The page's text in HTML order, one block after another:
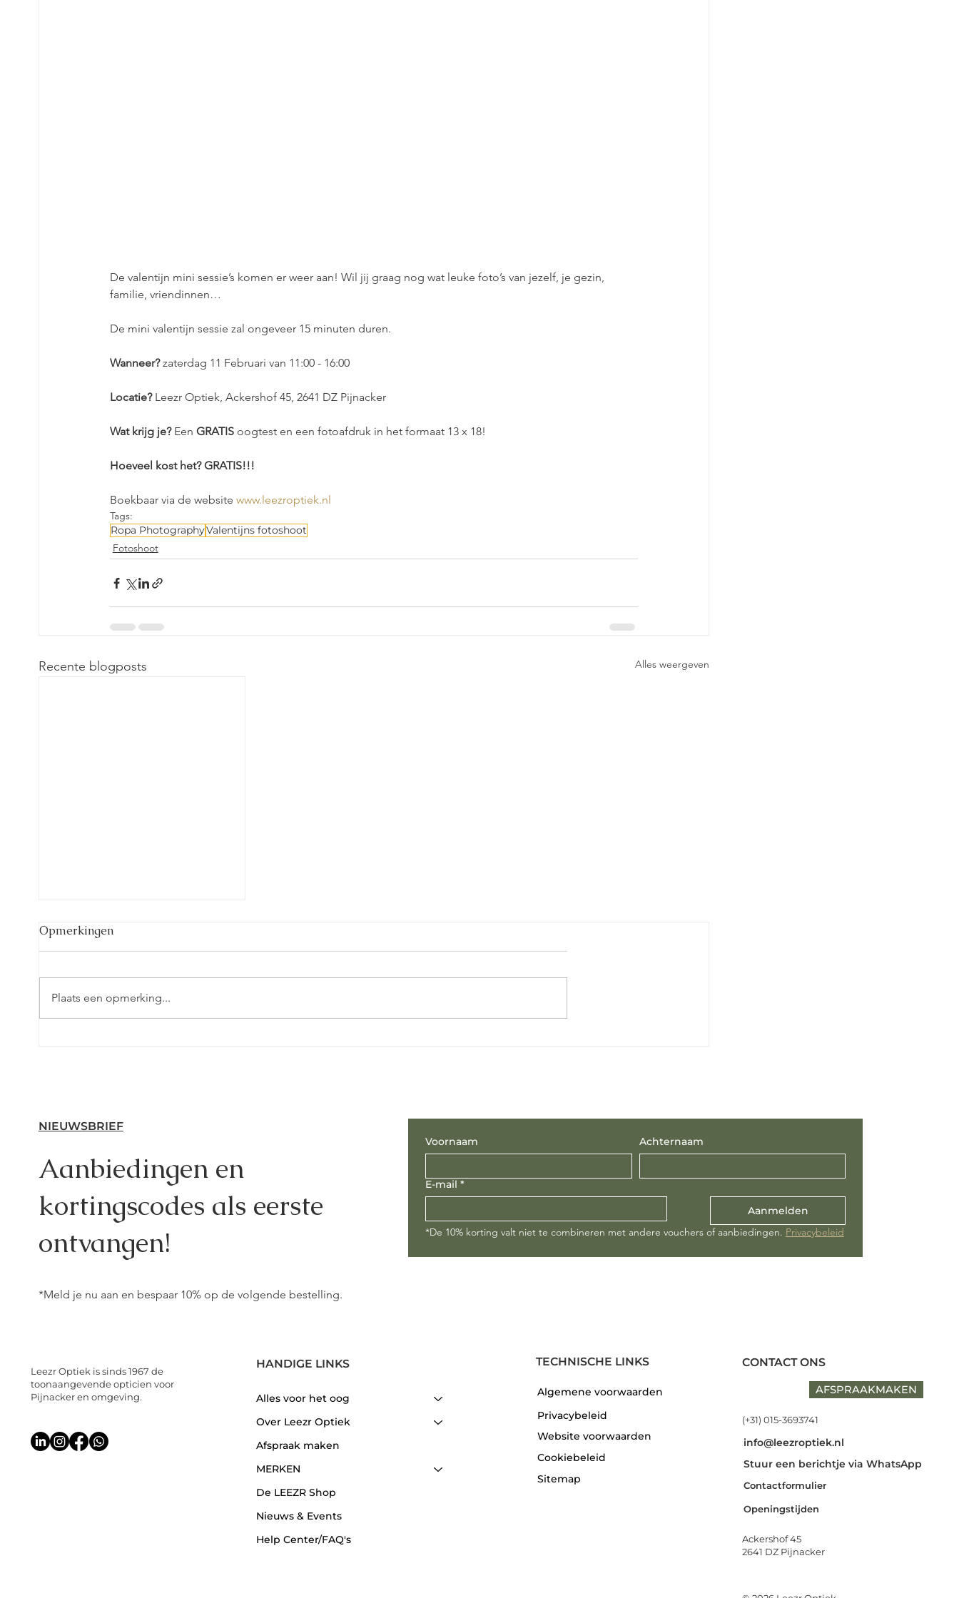
De valentijn mini sessie’s komen er weer aan! Wil jij graag nog wat leuke foto’s van jezelf, je gezin,
familie, vriendinnen…
De mini valentijn sessie zal ongeveer 15 minuten duren.
Wanneer? zaterdag 11 Februari van 11:00 - 16:00
Locatie? Leezr Optiek, Ackershof 45, 2641 DZ Pijnacker
Wat krijg je? Een GRATIS oogtest en een fotoafdruk in het formaat 13 x 18!
Hoeveel kost het? GRATIS!!!
Boekbaar via de website www.leezroptiek.nl
Tags:
Ropa PhotographyValentijns fotoshoot
Fotoshoot
Recente blogposts Alles weergeven
Opmerkingen
Plaats een opmerking...
Voornaam Achternaam
E-mail *
Aanmelden
*De 10% korting valt niet te combineren met andere vouchers of aanbiedingen. Privacybeleid
NIEUWSBRIEF
Aanbiedingen en
kortingscodes als eerste
ontvangen!
*Meld je nu aan en bespaar 10% op de volgende bestelling.
Leezr Optiek is sinds 1967 de
toonaangevende opticien voor
Pijnacker en omgeving.
HANDIGE LINKS
Alles voor het oog
Over Leezr Optiek
Afspraak maken
MERKEN
De LEEZR Shop
Nieuws & Events
Help Center/FAQ's
TECHNISCHE LINKS
Algemene voorwaarden
Privacybeleid
Website voorwaarden
Cookiebeleid
Sitemap
CONTACT ONS
AFSPRAAKMAKEN
(+31) 015-3693741
info@leezroptiek.nl
Stuur een berichtje via WhatsApp
Contactformulier
Openingstijden
Ackershof 45
2641 DZ Pijnacker